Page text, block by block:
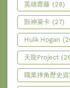
英雄齋藤 (28)
獸神萊卡 (27)
Hulk Hogan
天龍Project
職業摔角歷史